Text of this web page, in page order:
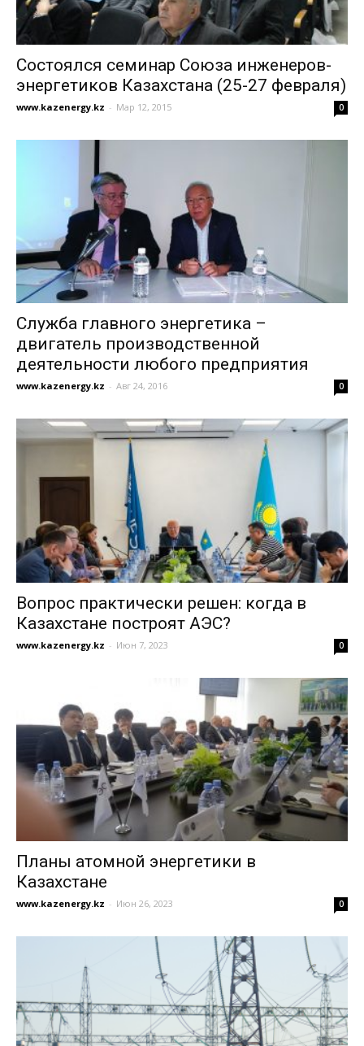
Состоялся семинар Союза инженеров-
энергетиков Казахстана (25-27 февраля)
www.kazenergy.kz - Мар 12, 2015 0
Служба главного энергетика –
двигатель производственной
деятельности любого предприятия
www.kazenergy.kz - Авг 24, 2016 0
Вопрос практически решен: когда в
Казахстане построят АЭС?
www.kazenergy.kz - Июн 7, 2023 0
Планы атомной энергетики в
Казахстане
www.kazenergy.kz - Июн 26, 2023 0